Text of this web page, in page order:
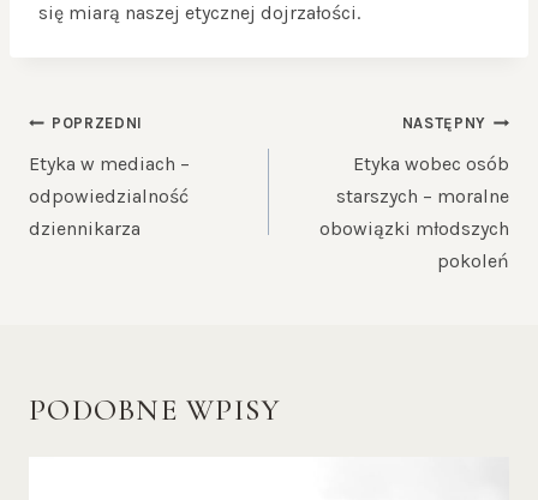
się miarą naszej etycznej dojrzałości.
NAWIGACJA
WPISU
POPRZEDNI
Etyka w mediach –
odpowiedzialność
dziennikarza
NASTĘPNY
Etyka wobec osób
starszych – moralne
obowiązki młodszych
pokoleń
PODOBNE WPISY